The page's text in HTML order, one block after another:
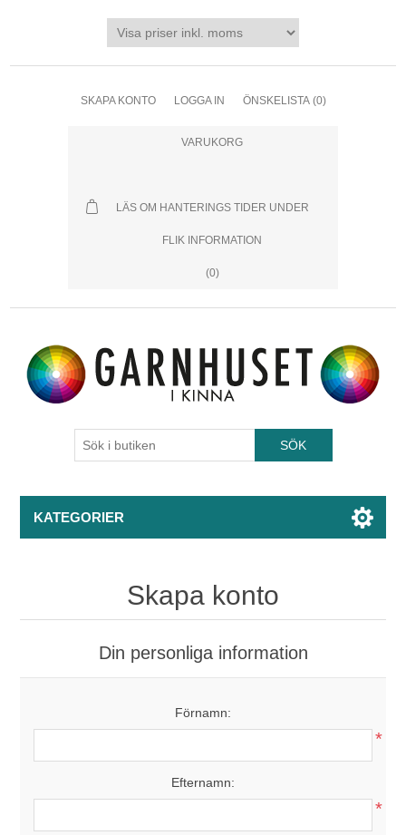
SKAPA KONTO LOGGA IN ÖNSKELISTA (0)
VARUKORG
LÄS OM HANTERINGS TIDER UNDER
FLIK INFORMATION
(0)
KATEGORIER
Skapa konto
Din personliga information
Förnamn:
*
Efternamn:
*